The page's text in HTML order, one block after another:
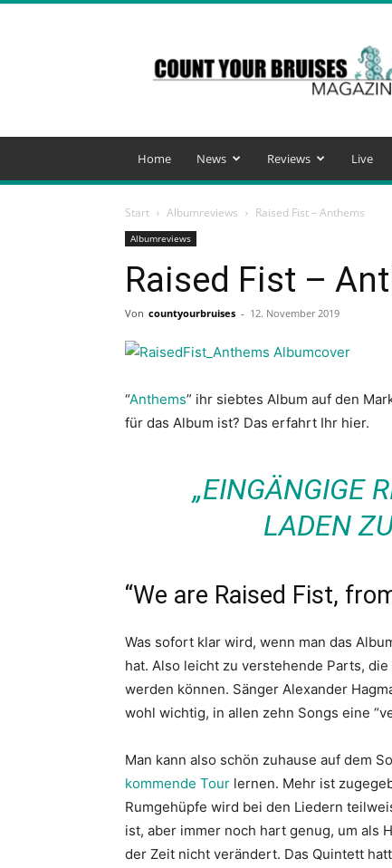
Your
Bruises
Magazine
Home News Reviews Live
Start Albumreviews Raised Fist – Anthems
Albumreviews
Raised Fist –
Von countyourbruises - 12. November 2019
“Anthems” ihr siebtes Album auf den
für das Album ist? Das erfahrt Ihr hier.
„EINGÄNGIGE
LADEN
“We are Raised Fist,
Was sofort klar wird, wenn man das
hat. Also leicht zu verstehende Parts,
werden können. Sänger Alexander
wohl wichtig, in allen zehn Songs eine
Man kann also schön zuhause auf dem
kommende Tour lernen. Mehr ist
Rumgehüpfe wird bei den Liedern
ist, aber immer noch hart genug, um als
der Zeit nicht verändert. Das Quintett